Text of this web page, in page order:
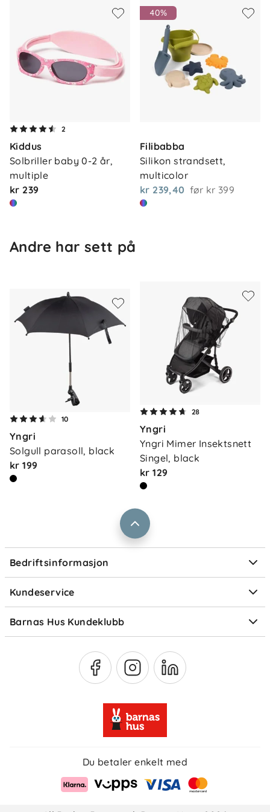
Materiale: Polyesterduk og stenger i glassfiber
Alder : Fra ca. 18 måneder
Yngri UV-telt gir trygg og romslig skygge for både
2
Kiddus
Solbriller baby 0-2 år,
multiple
kr 239
40%
Filibabba
Silikon strandsett,
multicolor
kr 239,40 før kr 399
Andre har sett på
10
Yngri
Solgull parasoll, black
kr 199
28
Yngri
Yngri Mimer Insektsnett
Singel, black
kr 129
Bedriftsinformasjon
Våre butikker
Vårt samfunnsansvar
Størrelsesguider
Kundeservice
Kontakt oss
Frakt og levering
Retur og reklamasjon
Ofte stilte spørsmål
Om Klarna
Barnas Hus Kundeklubb
Medlemsvilkår
Du betaler enkelt med